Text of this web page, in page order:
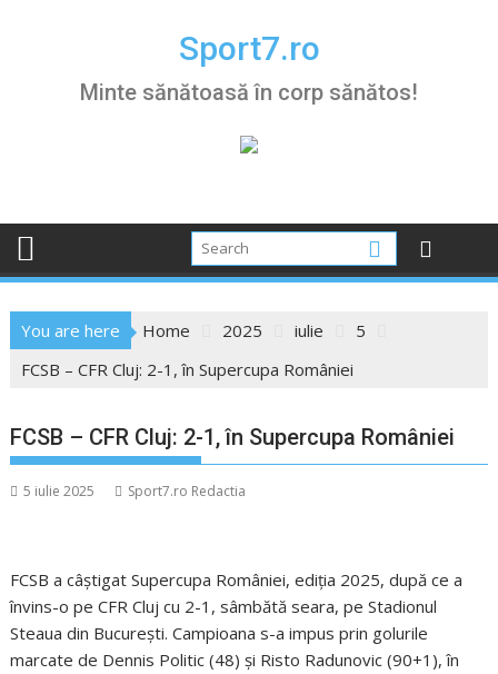
Sport7.ro
Minte sănătoasă în corp sănătos!
You are here Home 2025 iulie
5
FCSB – CFR Cluj: 2-1, în Supercupa României
FCSB – CFR Cluj: 2-1, în Supercupa României
5 iulie 2025 Sport7.ro Redactia
FCSB a câștigat Supercupa României, ediția 2025, după ce a
învins-o pe CFR Cluj cu 2-1, sâmbătă seara, pe Stadionul
Steaua din București. Campioana s-a impus prin golurile
marcate de Dennis Politic (48) și Risto Radunovic (90+1), în